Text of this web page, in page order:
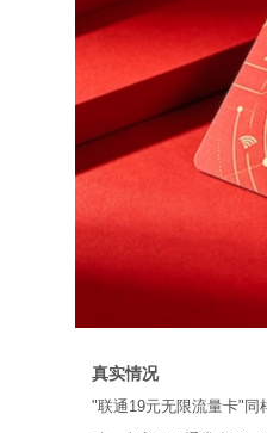
真实情况
"联通19元无限流量卡"同